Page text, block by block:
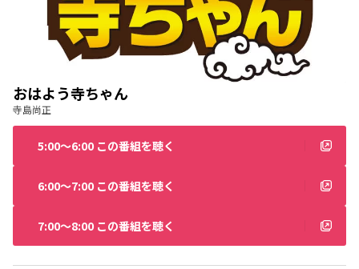
おはよう寺ちゃん
寺島尚正
5:00〜6:00 この番組を聴く
6:00〜7:00 この番組を聴く
7:00〜8:00 この番組を聴く